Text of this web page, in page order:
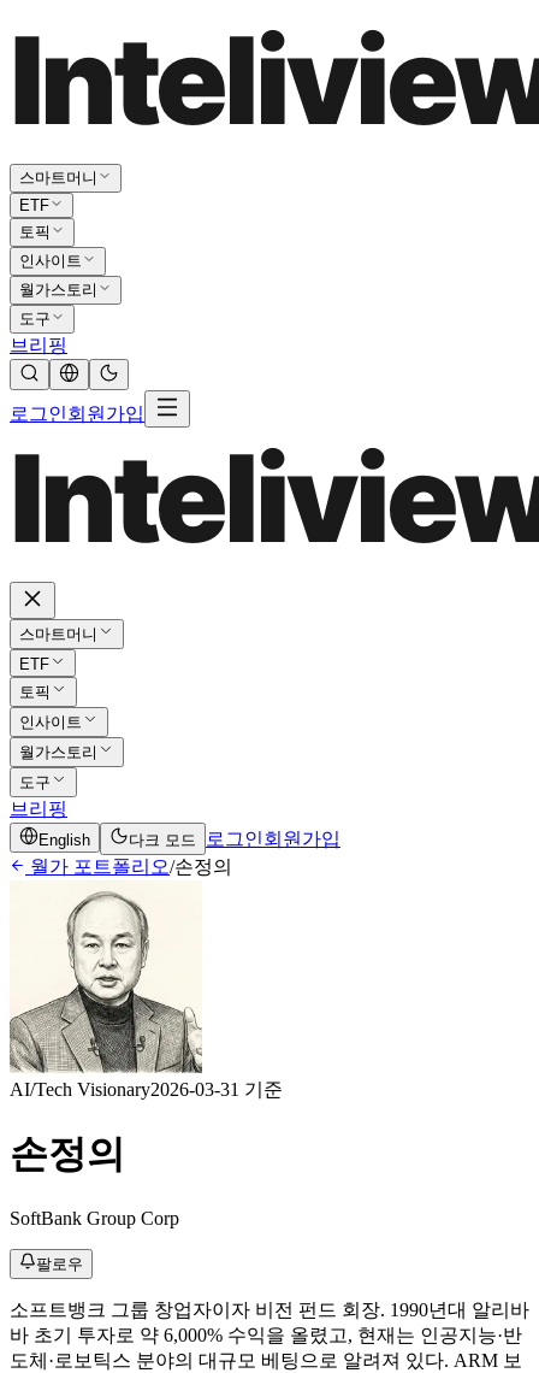
스마트머니
ETF
토픽
인사이트
월가스토리
도구
브리핑
로그인회원가입
스마트머니
ETF
토픽
인사이트
월가스토리
도구
브리핑
English 다크 모드 로그인회원가입
월가 포트폴리오/손정의
AI/Tech Visionary2026-03-31 기준
손정의
SoftBank Group Corp
팔로우
소프트뱅크 그룹 창업자이자 비전 펀드 회장. 1990년대 알리바
바 초기 투자로 약 6,000% 수익을 올렸고, 현재는 인공지능·반
도체·로보틱스 분야의 대규모 베팅으로 알려져 있다. ARM 보